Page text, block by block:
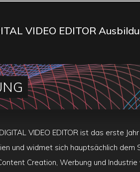
VIDEO EDITOR
VIDEO EDITOR ist das erste
und widmet sich hauptsächlich
Creation, Werbung und